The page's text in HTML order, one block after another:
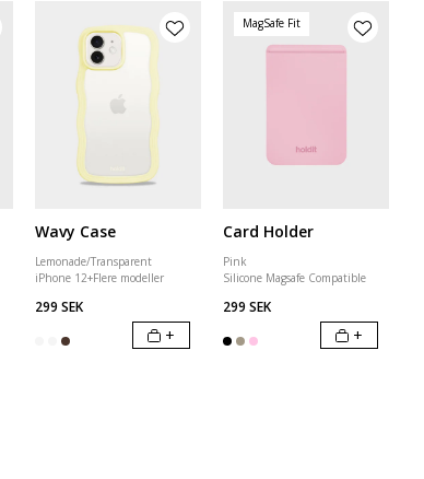
Wavy Case
Lemonade/Transparent
iPhone 12+Flere modeller
299 SEK
+
MagSafe Fit
Card Holder
Pink
Silicone Magsafe Compatible
299 SEK
+